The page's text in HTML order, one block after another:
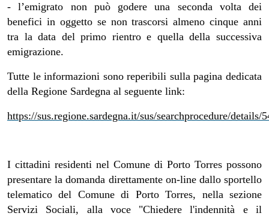
- l’emigrato non può godere una seconda volta dei
benefici in oggetto se non trascorsi almeno cinque anni
tra la data del primo rientro e quella della successiva
emigrazione.
Tutte le informazioni sono reperibili sulla pagina dedicata
della Regione Sardegna al seguente link:
https://sus.regione.sardegna.it/sus/searchprocedure/details/
I cittadini residenti nel Comune di Porto Torres possono
presentare la domanda direttamente on-line dallo sportello
telematico del Comune di Porto Torres, nella sezione
Servizi Sociali, alla voce "Chiedere l'indennità e il